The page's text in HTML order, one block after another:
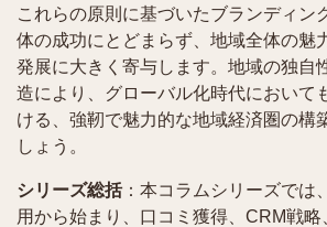
これらの原則に基づいたブランディン
体の成功にとどまらず、地域全体の魅
発展に大きく寄与します。地域の独自
造により、グローバル化時代において
ける、強靭で魅力的な地域経済圏の構
しょう。
シリーズ総括：本コラムシリーズでは
用から始まり、口コミ獲得、CRM戦略